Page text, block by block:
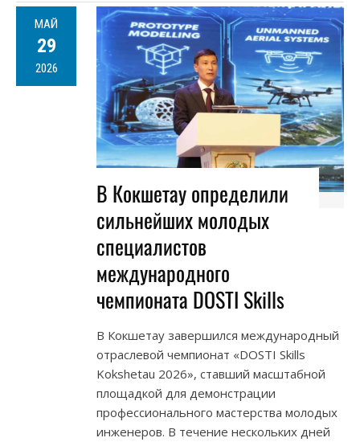
МАЙ
29
2026
В Кокшетау определили
сильнейших молодых
специалистов
международного
чемпионата DOSTI Skills
В Кокшетау завершился международный
отраслевой чемпионат «DOSTI Skills
Kokshetau 2026», ставший масштабной
площадкой для демонстрации
профессионального мастерства молодых
инженеров. В течение нескольких дней